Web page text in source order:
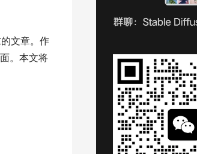
文章。作
。本文将